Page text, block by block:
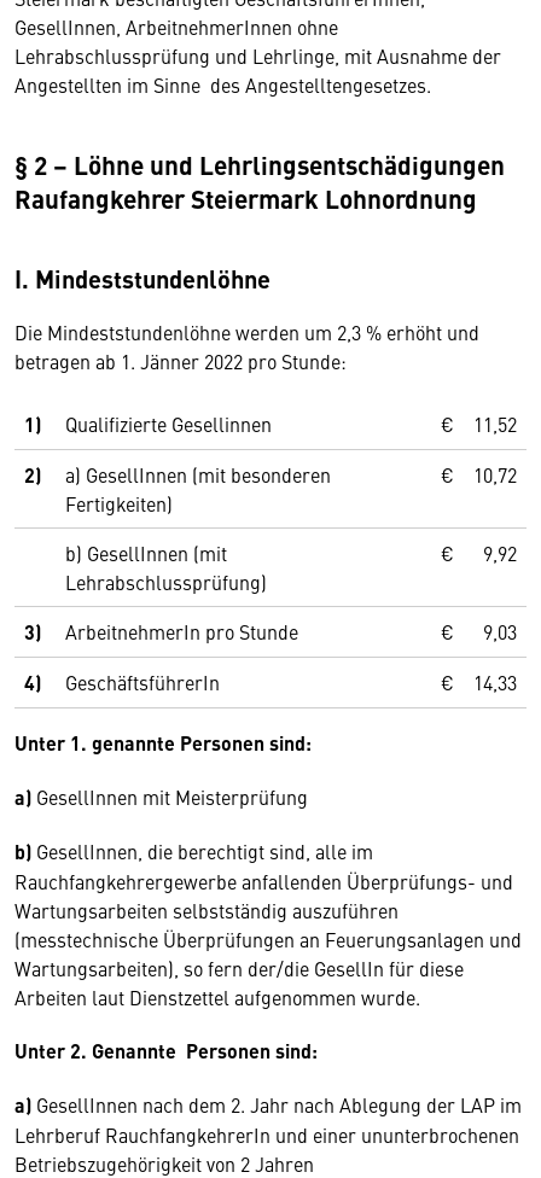
GesellInnen, ArbeitnehmerInnen ohne
Lehrabschlussprüfung und Lehrlinge, mit Ausnahme der
Angestellten im Sinne des Angestelltengesetzes.
§ 2 – Löhne und Lehrlingsentschädigungen
Raufangkehrer Steiermark Lohnordnung
I. Mindeststundenlöhne
Die Mindeststundenlöhne werden um 2,3 % erhöht und
betragen ab 1. Jänner 2022 pro Stunde:
1) Qualifizierte Gesellinnen € 11,52
2)
a) GesellInnen (mit besonderen
Fertigkeiten)
€ 10,72
b) GesellInnen (mit
Lehrabschlussprüfung)
€ 9,92
3) ArbeitnehmerIn pro Stunde € 9,03
4) GeschäftsführerIn € 14,33
Unter 1. genannte Personen sind:
a) GesellInnen mit Meisterprüfung
b) GesellInnen, die berechtigt sind, alle im
Rauchfangkehrergewerbe anfallenden Überprüfungs- und
Wartungsarbeiten selbstständig auszuführen
(messtechnische Überprüfungen an Feuerungsanlagen und
Wartungsarbeiten), so fern der/die GesellIn für diese
Arbeiten laut Dienstzettel aufgenommen wurde.
Unter 2. Genannte Personen sind:
a) GesellInnen nach dem 2. Jahr nach Ablegung der LAP im
Lehrberuf RauchfangkehrerIn und einer ununterbrochenen
Betriebszugehörigkeit von 2 Jahren